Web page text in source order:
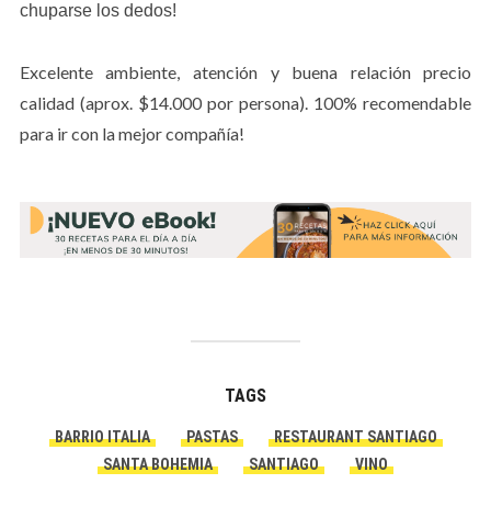
chuparse los dedos!
Excelente ambiente, atención y buena relación precio
calidad (aprox. $14.000 por persona). 100% recomendable
para ir con la mejor compañía!
TAGS
BARRIO ITALIA PASTAS
RESTAURANT SANTIAGO
SANTA BOHEMIA
SANTIAGO VINO